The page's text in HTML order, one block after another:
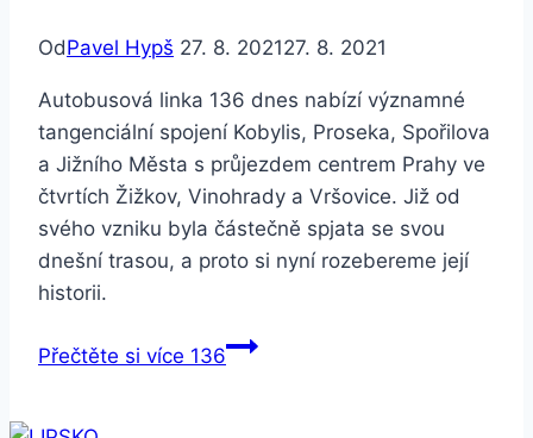
OdPavel Hypš 27. 8. 202127. 8. 2021
Autobusová linka 136 dnes nabízí významné
tangenciální spojení Kobylis, Proseka, Spořilova
a Jižního Města s průjezdem centrem Prahy ve
čtvrtích Žižkov, Vinohrady a Vršovice. Již od
svého vzniku byla částečně spjata se svou
dnešní trasou, a proto si nyní rozebereme její
historii.
Přečtěte si více 136